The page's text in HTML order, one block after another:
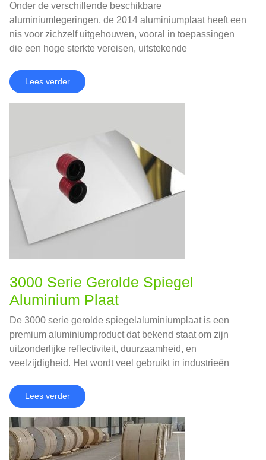
Onder de verschillende beschikbare
aluminiumlegeringen, de 2014 aluminiumplaat heeft een
nis voor zichzelf uitgehouwen, vooral in toepassingen
die een hoge sterkte vereisen, uitstekende
Lees verder
3000 Serie Gerolde Spiegel
Aluminium Plaat
De 3000 serie gerolde spiegelaluminiumplaat is een
premium aluminiumproduct dat bekend staat om zijn
uitzonderlijke reflectiviteit, duurzaamheid, en
veelzijdigheid. Het wordt veel gebruikt in industrieën
Lees verder